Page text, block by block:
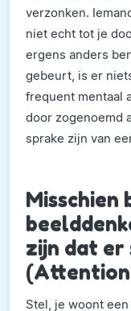
verzonken.
niet echt tot je
ergens anders
gebeurt, is er
frequent mentaal
door zogenoemd
sprake zijn van
Misschien
zijn dat er
Stel, je woont